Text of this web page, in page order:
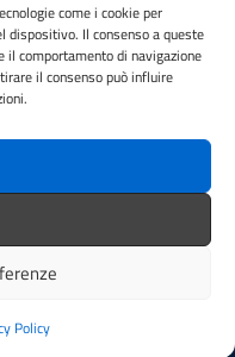
come i cookie per
dispositivo. Il consenso a queste
il comportamento di navigazione
il consenso può influire
Policy
sito